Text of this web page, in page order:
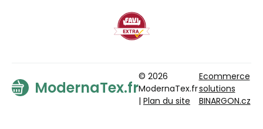
ModernaTex.fr
© 2026
ModernaTex.fr
| Plan du site
Ecommerce
solutions
BINARGON.cz